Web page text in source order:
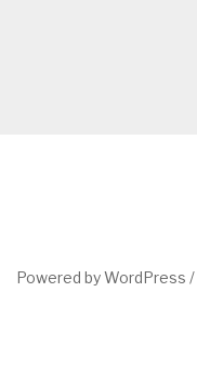
Powered by WordPress /